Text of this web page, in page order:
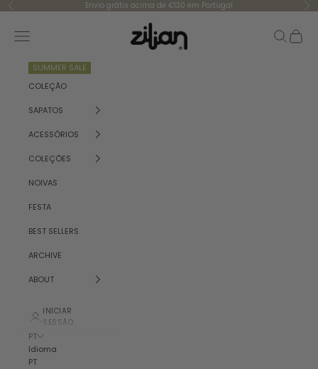
Saltar para o conteúdo
Anterior Envio grátis acima de €130 em Portugal
Zilian
Menu Pesquisar
SUMMER SALE
COLEÇÃO
SAPATOS
ACESSÓRIOS
COLEÇÕES
NOIVAS
FESTA
BEST SELLERS
ARCHIVE
ABOUT
INICIAR
SESSÃO
PT
Idioma
PT